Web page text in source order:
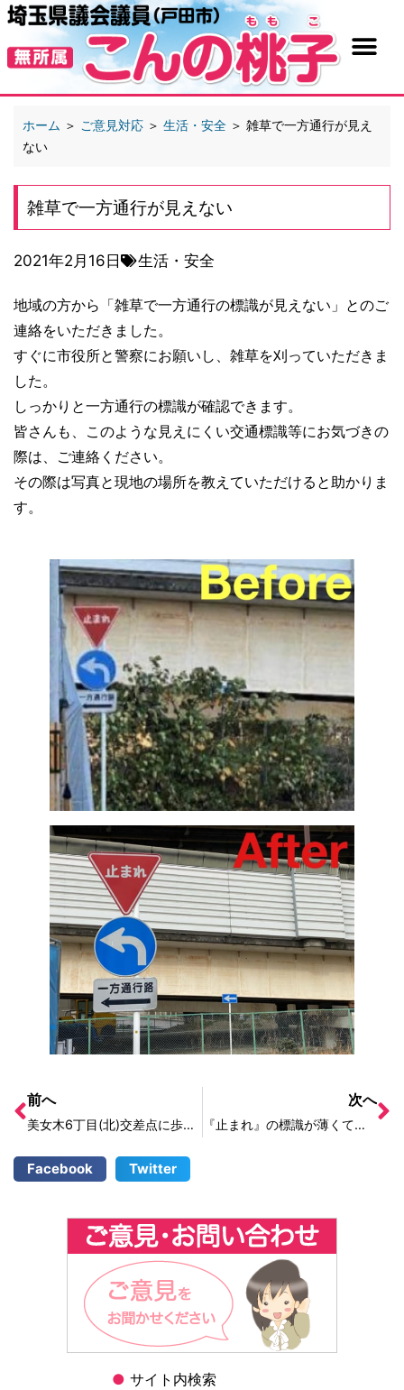
● サイト内検索
ホーム ＞ ご意見対応 ＞ 生活・安全 ＞ 雑草で一方通行が見え
ない
雑草で一方通行が見えない
2021年2月16日 生活・安全
地域の方から「雑草で一方通行の標識が見えない」とのご
連絡をいただきました。
すぐに市役所と警察にお願いし、雑草を刈っていただきま
した。
しっかりと一方通行の標識が確認できます。
皆さんも、このような見えにくい交通標識等にお気づきの
際は、ご連絡ください。
その際は写真と現地の場所を教えていただけると助かりま
す。
前へ
美女木6丁目(北)交差点に歩行者用信号機が設置されました！
次へ
『止まれ』の標識が薄くて見えない
Facebook Twitter